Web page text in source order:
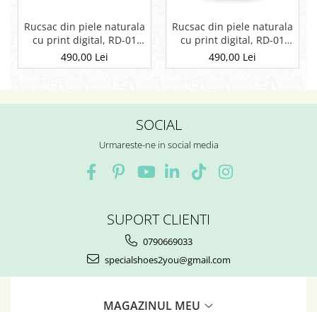
Rucsac din piele naturala
cu print digital, RD-01
Etnic 13, Negru
490,00 Lei
Rucsac din piele naturala
cu print digital, RD-01
Etnic 01
490,00 Lei
SOCIAL
Urmareste-ne in social media
SUPORT CLIENTI
0790669033
specialshoes2you@gmail.com
MAGAZINUL MEU